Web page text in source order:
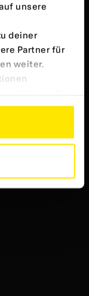
unsere
deiner
Partner für
weiter.
im Rahmen
haben.